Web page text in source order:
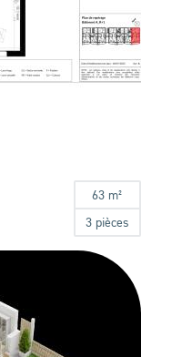
63 m²
3 pièces